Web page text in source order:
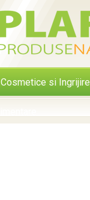
Cosmetice si Ingrijire